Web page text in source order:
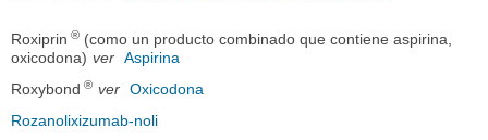
Roxiprin ® (como un producto combinado que contiene aspirina,
oxicodona) ver Aspirina
Roxybond ® ver Oxicodona
Rozanolixizumab-noli